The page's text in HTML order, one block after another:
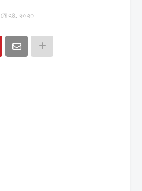
মে ২৪, ২০২০